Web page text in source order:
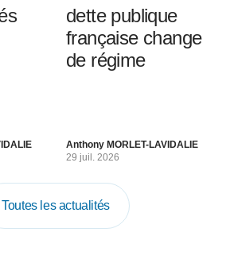
dette publique
française change
de régime
Anthony MORLET-LAVIDALIE
29 juil. 2026
Toutes les actualités